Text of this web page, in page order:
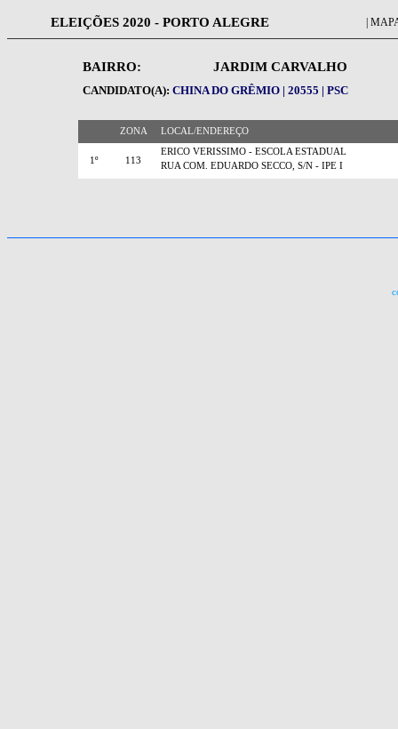
ELEIÇÕES 2020 - PORTO ALEGRE |
BAIRRO: JARDIM CARVALHO
CANDIDATO(A): CHINA DO GRÊMIO | 20555 | PSC
ZONA LOCAL/ENDEREÇO
1º 113
ERICO VERISSIMO - ESCOLA ESTADUAL
RUA COM. EDUARDO SECCO, S/N - IPE I